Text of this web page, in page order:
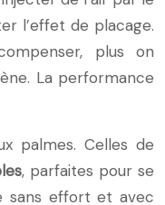
l’effet de placage.
plus on
La performance
palmes. Celles de
, parfaites pour se
sans effort et avec